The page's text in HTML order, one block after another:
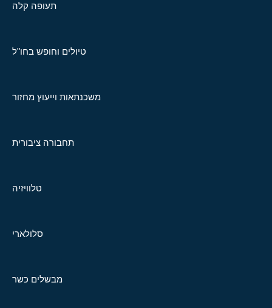
תעופה קלה
טיולים וחופש בחו"ל
משכנתאות וייעוץ מחזור
תחבורה ציבורית
טלוויזיה
סלולארי
מבשלים כשר